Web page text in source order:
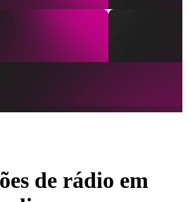
de rádio em